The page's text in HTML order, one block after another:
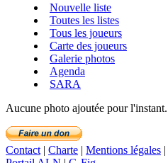
Nouvelle liste
Toutes les listes
Tous les joueurs
Carte des joueurs
Galerie photos
Agenda
SARA
Aucune photo ajoutée pour l'instant.
Contact | Charte | Mentions légales |